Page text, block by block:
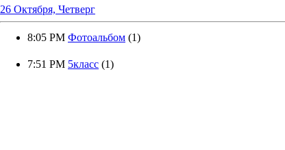
26 Октября, Четверг
8:05 PM Фотоальбом (1)
7:51 PM 5класс (1)